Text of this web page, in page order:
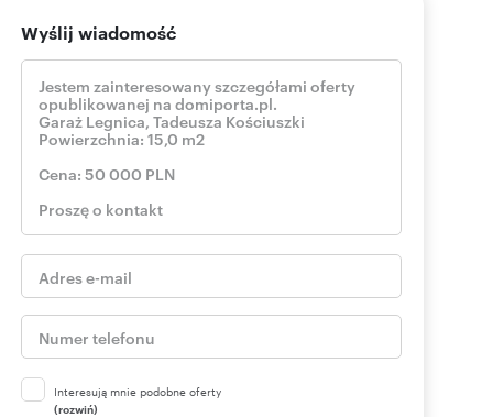
Wyślij wiadomość
Interesują mnie podobne oferty
(rozwiń)